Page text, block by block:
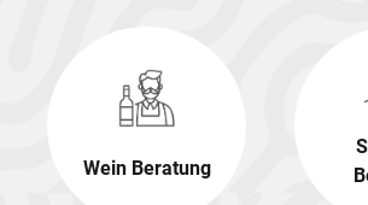
Wein Beratung